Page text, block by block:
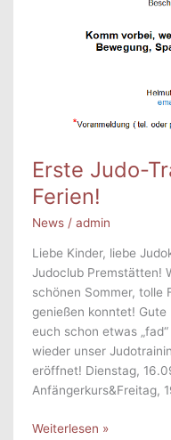
Erste Judo-
Ferien!
News /admin
Liebe Kinder, liebe
Judoclub Premstätten!
schönen Sommer, tolle
genießen konntet!
euch schon etwas
wieder unser
eröffnet! Dienstag,
Anfängerkurs&Freitag,
Erste
Weiterlesen »